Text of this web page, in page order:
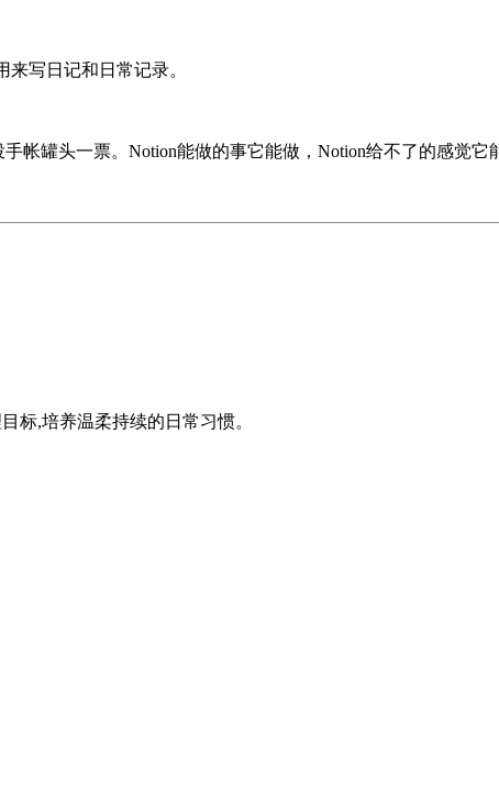
写日记和日常记录。
帐罐头一票。Notion能做的事它能做，Notion给不了的感觉它
标,培养温柔持续的日常习惯。